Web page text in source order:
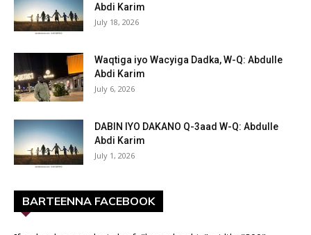
Abdi Karim
July 18, 2026
Waqtiga iyo Wacyiga Dadka, W-Q: Abdulle
Abdi Karim
July 6, 2026
DABIN IYO DAKANO Q-3aad W-Q: Abdulle
Abdi Karim
July 1, 2026
BARTEENNA FACEBOOK